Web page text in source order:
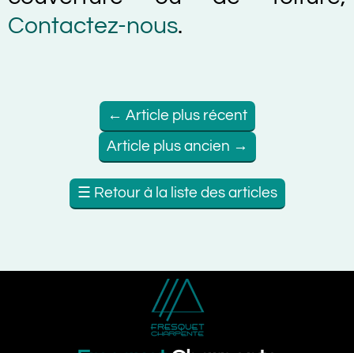
Contactez-nous.
← Article plus récent
Article plus ancien →
☰ Retour à la liste des articles